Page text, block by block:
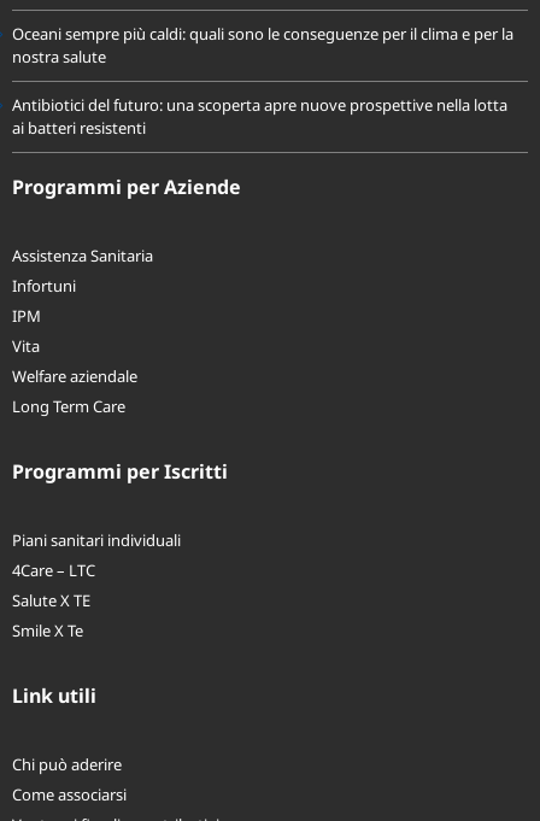
Oceani sempre più caldi: quali sono le conseguenze per il clima e per la
nostra salute
Antibiotici del futuro: una scoperta apre nuove prospettive nella lotta
ai batteri resistenti
Programmi per Aziende
Assistenza Sanitaria
Infortuni
IPM
Vita
Welfare aziendale
Long Term Care
Programmi per Iscritti
Piani sanitari individuali
4Care – LTC
Salute X TE
Smile X Te
Link utili
Chi può aderire
Come associarsi